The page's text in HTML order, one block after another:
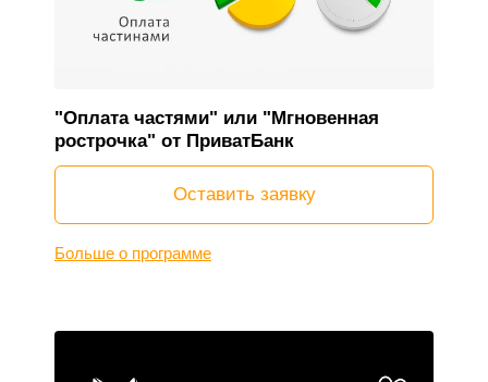
"Оплата частями" или "Мгновенная
рострочка" от ПриватБанк
Оставить заявку
Больше о программе